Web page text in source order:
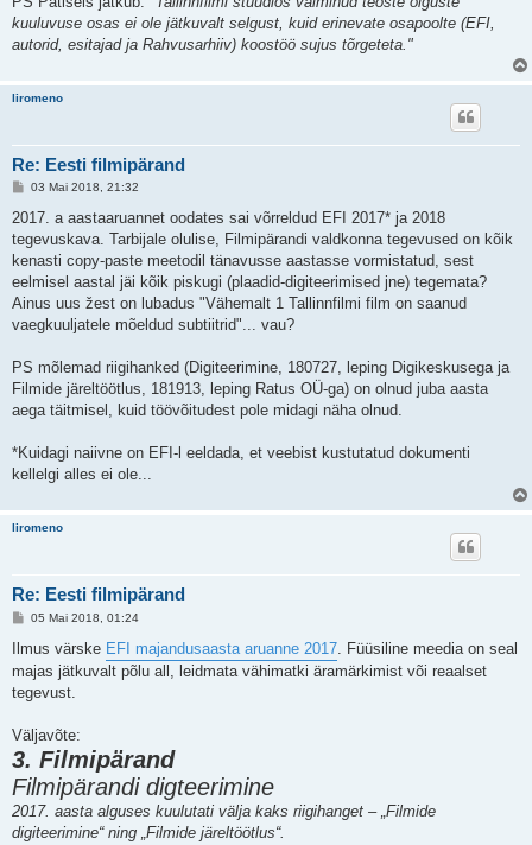
kuuluvuse osas ei ole jätkuvalt selgust, kuid erinevate osapoolte (EFI,
autorid, esitajad ja Rahvusarhiiv) koostöö sujus tõrgeteta."
liromeno
Re: Eesti filmipärand
P
s
i
t
s
03 Mai 2018, 21:32
2017. a aastaaruannet oodates sai võrreldud EFI 2017* ja 2018
tegevuskava. Tarbijale olulise, Filmipärandi valdkonna tegevused on kõik
kenasti copy-paste meetodil tänavusse aastasse vormistatud, sest
eelmisel aastal jäi kõik piskugi (plaadid-digiteerimised jne) tegemata?
Ainus uus žest on lubadus "Vähemalt 1 Tallinnfilmi film on saanud
vaegkuuljatele mõeldud subtiitrid"... vau?
PS mõlemad riigihanked (Digiteerimine, 180727, leping Digikeskusega ja
Filmide järeltöötlus, 181913, leping Ratus OÜ-ga) on olnud juba aasta
aega täitmisel, kuid töövõitudest pole midagi näha olnud.
*Kuidagi naiivne on EFI-l eeldada, et veebist kustutatud dokumenti
kellelgi alles ei ole...
liromeno
Re: Eesti filmipärand
P
s
i
t
u
05 Mai 2018, 01:24
Ilmus värske EFI majandusaasta aruanne 2017 . Füüsiline meedia on seal
majas jätkuvalt põlu all, leidmata vähimatki äramärkimist või reaalset
tegevust.
Väljavõte:
3. Filmipärand
Filmipärandi digteerimine
2017. aasta alguses kuulutati välja kaks riigihanget – „Filmide
digiteerimine“ ning „Filmide järeltöötlus“.